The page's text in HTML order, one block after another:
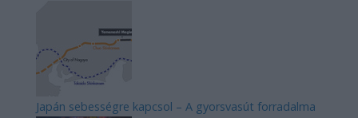
Japán sebességre kapcsol – A gyorsvasút forradalma